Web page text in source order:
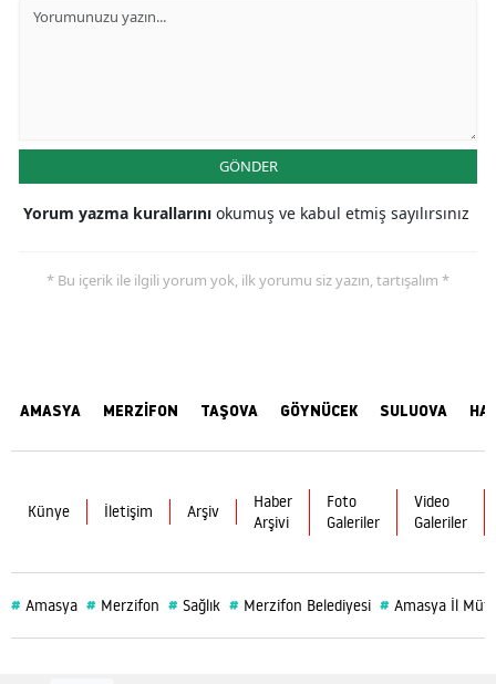
GÖNDER
Yorum yazma kurallarını okumuş ve kabul etmiş sayılırsınız
* Bu içerik ile ilgili yorum yok, ilk yorumu siz yazın, tartışalım *
AMASYA MERZİFON TAŞOVA GÖYNÜCEK SULUOVA
Künye İletişim Arşiv
Haber
Arşivi
Foto
Galeriler
Video
Galeriler
# Amasya # Merzifon # Sağlık # Merzifon Belediyesi # Amasya İl